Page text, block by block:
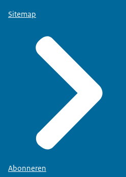
Sitemap
Abonneren